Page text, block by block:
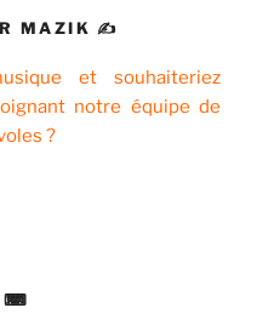
MAZIK ✍
et souhaiteriez
notre équipe de
?
⌨